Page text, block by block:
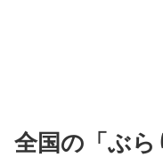
全国の「ぶら